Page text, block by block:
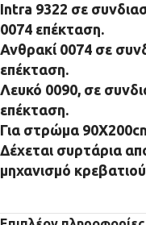
Intra 9322 σε
0074 επέκταση.
Ανθρακί 0074 σε
επέκταση.
Λευκό 0090, σε
επέκταση.
Για στρώμα
Δέχεται συρτάρια
μηχανισμό